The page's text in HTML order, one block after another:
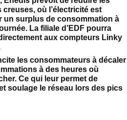
creuses, où l’électricité est
un surplus de consommation à
La filiale d’EDF pourra
aux compteurs Linky
les consommateurs à décaler
à des heures où
Ce qui leur permet de
soulage le réseau lors des pics